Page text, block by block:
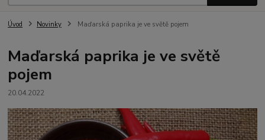
Úvod Novinky Maďarská paprika je ve světě pojem
Maďarská paprika je ve světě
pojem
20.04.2022